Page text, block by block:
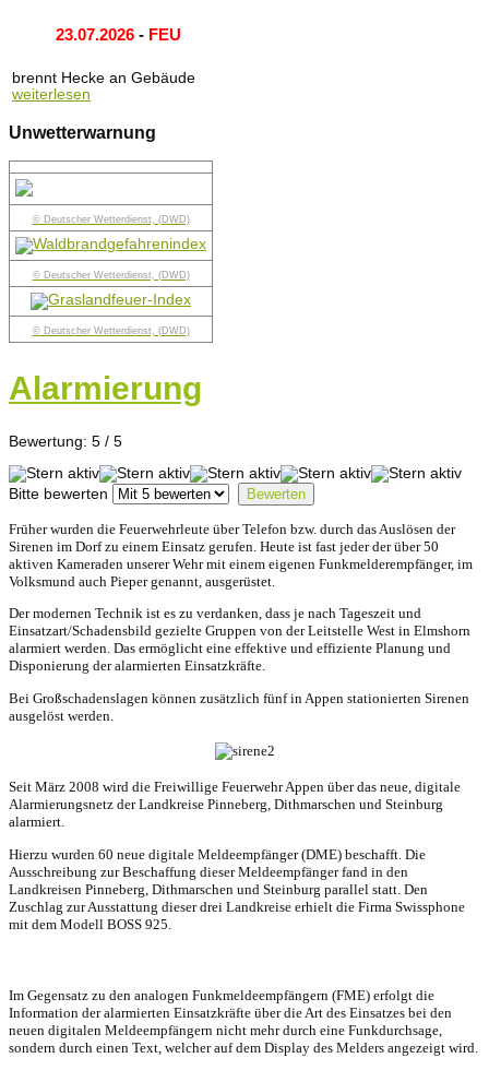
23.07.2026- FEU
brennt Hecke an Gebäude
weiterlesen
Unwetterwarnung
© Deutscher Wetterdienst, (DWD)
© Deutscher Wetterdienst, (DWD)
© Deutscher Wetterdienst, (DWD)
Alarmierung
Bewertung: 5 / 5
Bitte bewerten
Früher wurden die Feuerwehrleute über Telefon bzw. durch das Auslösen der
Sirenen im Dorfzu einem Einsatz gerufen. Heute ist fast jeder der über 50
aktiven Kameraden unserer Wehr mit einem eigenen Funkmelderempfänger, im
Volksmund auch Pieper genannt, ausgerüstet.
Der modernen Technik ist es zu verdanken, dass je nach Tageszeit und
Einsatzart/Schadensbild gezielte Gruppen von der Leitstelle West in Elmshorn
alarmiert werden. Das ermöglicht eine effektive und effiziente Planung und
Disponierung der alarmierten Einsatzkräfte.
Bei Großschadenslagen können zusätzlich fünf in Appen stationierten Sirenen
ausgelöst werden.
Seit März 2008 wird die Freiwillige Feuerwehr Appen über das neue, digitale
Alarmierungsnetz der Landkreise Pinneberg, Dithmarschen und Steinburg
alarmiert.
Hierzu wurden 60 neue digitale Meldeempfänger (DME) beschafft. Die
Ausschreibung zur Beschaffung dieser Meldeempfänger fand in den
Landkreisen Pinneberg, Dithmarschen und Steinburg parallel statt. Den
Zuschlag zur Ausstattung dieser drei Landkreise erhielt die Firma Swissphone
mit dem Modell BOSS 925.
Im Gegensatz zu den analogen Funkmeldeempfängern (FME) erfolgt die
Information der alarmierten Einsatzkräfte über die Art des Einsatzes bei den
neuen digitalen Meldeempfängern nicht mehr durch eine Funkdurchsage,
sondern durch einen Text, welcher auf dem Display des Melders angezeigt wird.